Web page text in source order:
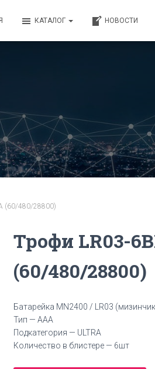
КАТАЛОГ НОВОСТИ
(60/480/28800)
Трофи LR03-
(60/480/28800)
Батарейка MN2400 / LR03
Тип — AAA
Подкатегория — ULTRA
Количество в блистере — 6шт